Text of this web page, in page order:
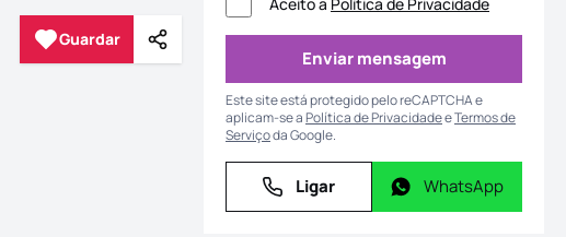
Guardar
Guardar Partilhar
Enviar mensagem
Enviar mensagem
Este site está protegido pelo reCAPTCHA e
aplicam-se aPolítica de PrivacidadeeTermos de
Serviçoda Google.
Ligar
Ligar WhatsApp
WhatsApp